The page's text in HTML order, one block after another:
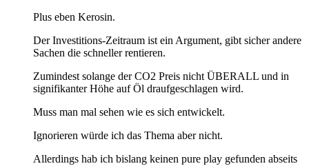
Plus eben Kerosin.
Der Investitions-Zeitraum ist ein Argument, gibt sicher andere
Sachen die schneller rentieren.
Zumindest solange der CO2 Preis nicht ÜBERALL und in
signifikanter Höhe auf Öl draufgeschlagen wird.
Muss man mal sehen wie es sich entwickelt.
Ignorieren würde ich das Thema aber nicht.
Allerdings hab ich bislang keinen pure play gefunden abseits